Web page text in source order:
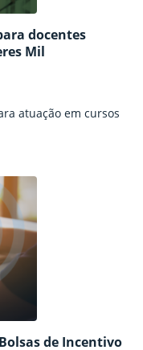
docentes
Mil
atuação em cursos
de Incentivo